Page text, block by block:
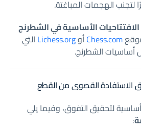
لتجنب الهجمات المباغتة.
الافتتاحيات الأساسية في الشطرنج
Chess.comأوLichess.org التي
أساسيات الشطرنج.
الاستفادة القصوى من القطع
لتحقيق التفوق، وفيما يلي
: